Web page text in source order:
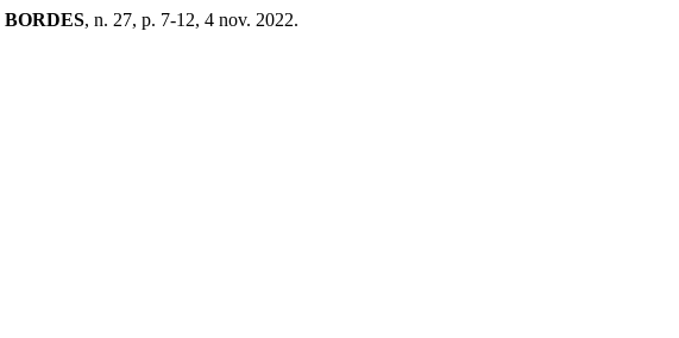
BORDES, n. 27, p. 7-12, 4 nov. 2022.